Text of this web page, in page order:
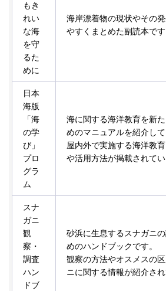
もき
れい
な海
を守
るた
めに
海岸漂着物の現状やその
やすくまとめた副読本です
日本
海版
「海
の学
び」
プロ
グラ
ム
海に関する海洋教育を新
めのマニュアルを紹介して
屋内外で実施する海洋教
や活用方法が掲載されてい
スナ
ガニ
観
察・
調査
ハン
ドブ
砂浜に生息するスナガニ
めのハンドブックです。
観察の方法やオスメスの
ニに関する情報が紹介され